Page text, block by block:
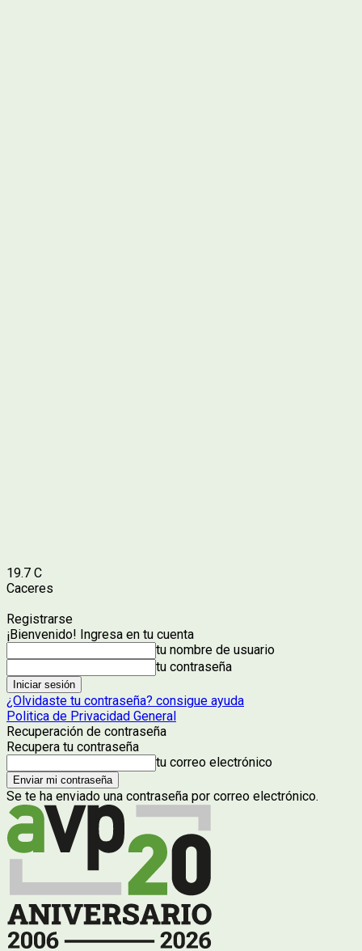
19.7 C
Caceres
Registrarse
¡Bienvenido! Ingresa en tu cuenta
tu nombre de usuario
tu contraseña
¿Olvidaste tu contraseña? consigue ayuda
Politica de Privacidad General
Recuperación de contraseña
Recupera tu contraseña
tu correo electrónico
Se te ha enviado una contraseña por correo electrónico.